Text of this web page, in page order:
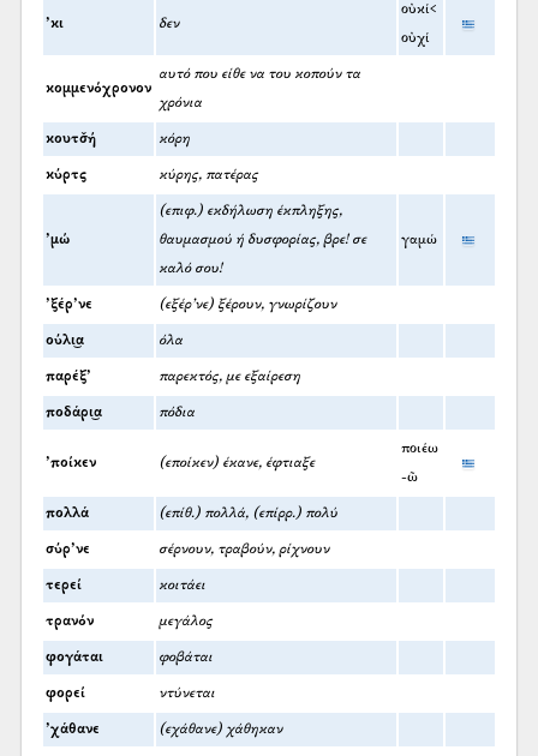
’κι δεν
οὐκί<
οὐχί
κομμενόχρονον
αυτό που είθε να του κοπούν τα
χρόνια
κουτσ̌ή κόρη
κύρτς κύρης, πατέρας
’μώ
(επιφ.) εκδήλωση έκπληξης,
θαυμασμού ή δυσφορίας, βρε! σε
καλό σου!
γαμώ
’ξέρ’νε (εξέρ’νε) ξέρουν, γνωρίζουν
ούλι͜α όλα
παρέξ’ παρεκτός, με εξαίρεση
ποδάρι͜α πόδια
’ποίκεν (εποίκεν) έκανε, έφτιαξε
ποιέω
-ῶ
πολλά (επίθ.) πολλά, (επίρρ.) πολύ
σύρ’νε σέρνουν, τραβούν, ρίχνουν
τερεί κοιτάει
τρανόν μεγάλος
φογάται φοβάται
φορεί ντύνεται
’χάθανε (εχάθανε) χάθηκαν